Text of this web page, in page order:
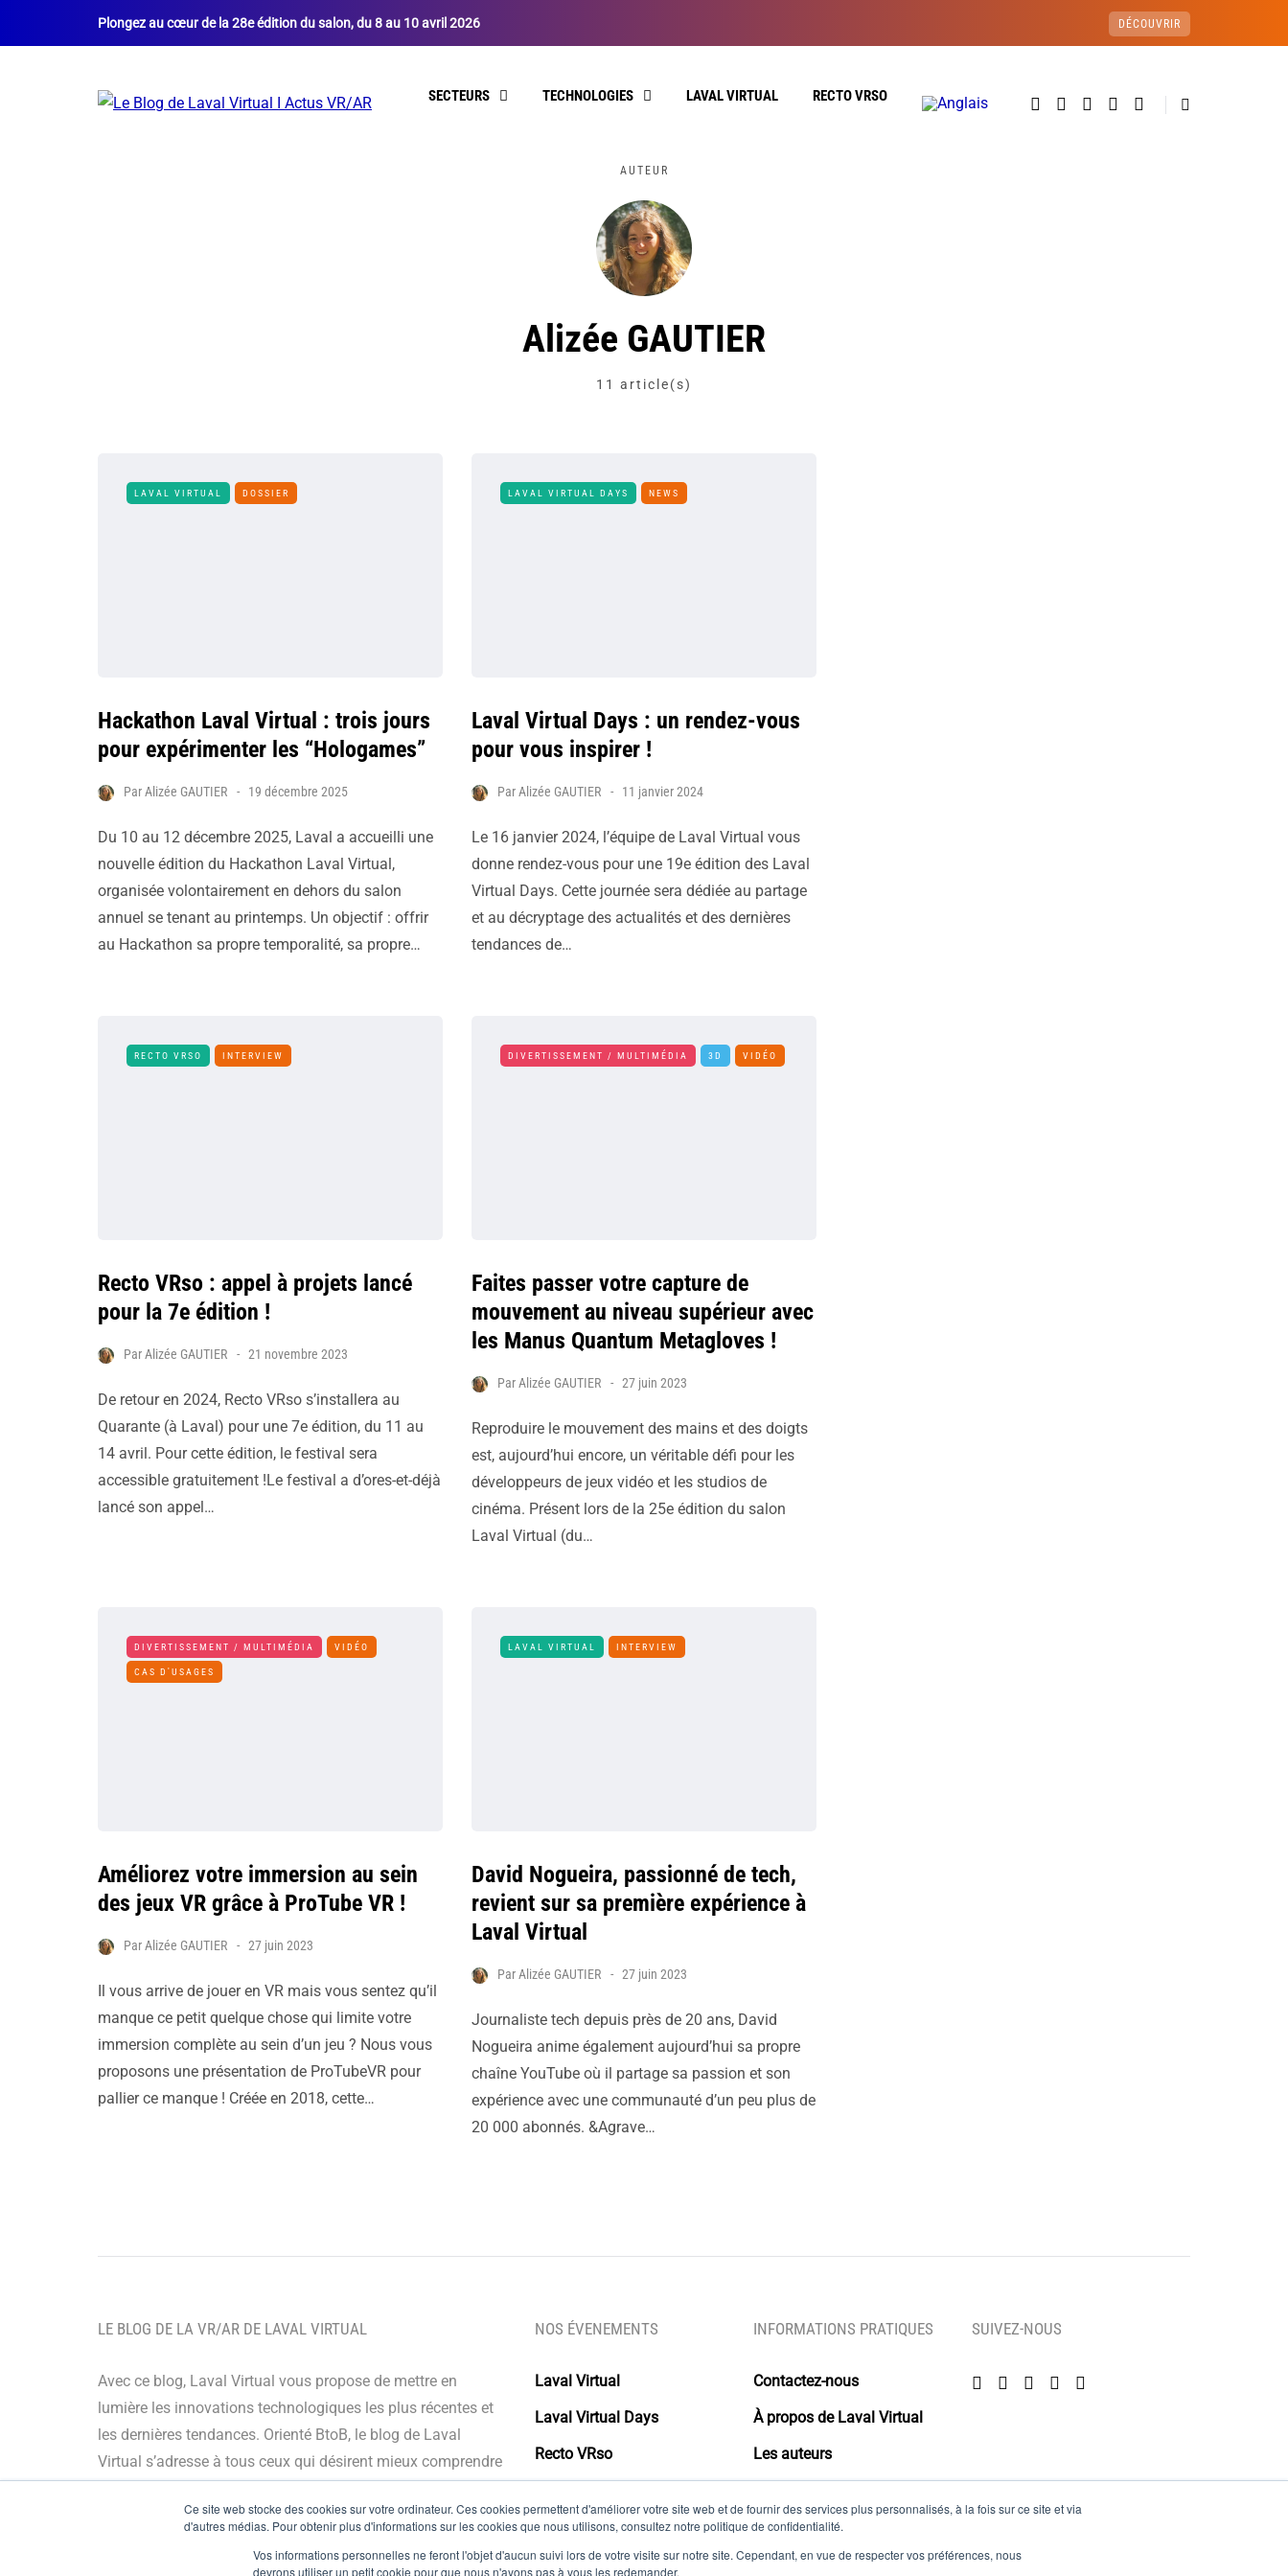
Ce site web stocke des cookies sur votre ordinateur. Ces cookies permettent d'améliorer votre site web et de fournir des services plus personnalisés, à la fois sur ce site et via
d'autres médias. Pour obtenir plus d'informations sur les cookies que nous utilisons, consultez notre politique de confidentialité.
Vos informations personnelles ne feront l'objet d'aucun suivi lors de votre visite sur notre site. Cependant, en vue de respecter vos préférences, nous
devrons utiliser un petit cookie pour que nous n'ayons pas à vous les redemander.
Plongez au cœur de la 28e édition du salon, du 8 au 10 avril 2026 DÉCOUVRIR
SECTEURS TECHNOLOGIES LAVAL VIRTUAL RECTO VRSO
AUTEUR
Alizée GAUTIER
11 article(s)
LAVAL VIRTUAL DOSSIER
Hackathon Laval Virtual : trois jours
pour expérimenter les “Hologames”
ParAlizée GAUTIER 19 décembre 2025
Du 10 au 12 décembre 2025, Laval a accueilli une
nouvelle édition du Hackathon Laval Virtual,
organisée volontairement en dehors du salon
annuel se tenant au printemps. Un objectif : offrir
au Hackathon sa propre temporalité, sa propre…
LAVAL VIRTUAL DAYS NEWS
Laval Virtual Days : un rendez-vous
pour vous inspirer !
ParAlizée GAUTIER 11 janvier 2024
Le 16 janvier 2024, l’équipe de Laval Virtual vous
donne rendez-vous pour une 19e édition des Laval
Virtual Days. Cette journée sera dédiée au partage
et au décryptage des actualités et des dernières
tendances de…
RECTO VRSO INTERVIEW
Recto VRso : appel à projets lancé
pour la 7e édition !
ParAlizée GAUTIER 21 novembre 2023
De retour en 2024, Recto VRso s’installera au
Quarante (à Laval) pour une 7e édition, du 11 au
14 avril. Pour cette édition, le festival sera
accessible gratuitement !Le festival a d’ores-et-déjà
lancé son appel…
DIVERTISSEMENT / MULTIMÉDIA 3D VIDÉO
Faites passer votre capture de
mouvement au niveau supérieur avec
les Manus Quantum Metagloves !
ParAlizée GAUTIER 27 juin 2023
Reproduire le mouvement des mains et des doigts
est, aujourd’hui encore, un véritable défi pour les
développeurs de jeux vidéo et les studios de
cinéma. Présent lors de la 25e édition du salon
Laval Virtual (du…
DIVERTISSEMENT / MULTIMÉDIA VIDÉO
CAS D'USAGES
Améliorez votre immersion au sein
des jeux VR grâce à ProTube VR !
ParAlizée GAUTIER 27 juin 2023
Il vous arrive de jouer en VR mais vous sentez qu’il
manque ce petit quelque chose qui limite votre
immersion complète au sein d’un jeu ? Nous vous
proposons une présentation de ProTubeVR pour
pallier ce manque ! Créée en 2018, cette…
LAVAL VIRTUAL INTERVIEW
David Nogueira, passionné de tech,
revient sur sa première expérience à
Laval Virtual
ParAlizée GAUTIER 27 juin 2023
Journaliste tech depuis près de 20 ans, David
Nogueira anime également aujourd’hui sa propre
chaîne YouTube où il partage sa passion et son
expérience avec une communauté d’un peu plus de
20 000 abonnés. &Agrave…
LE BLOG DE LA VR/AR DE LAVAL VIRTUAL
Avec ce blog, Laval Virtual vous propose de mettre en
lumière les innovations technologiques les plus récentes et
les dernières tendances. Orienté BtoB, le blog de Laval
Virtual s’adresse à tous ceux qui désirent mieux comprendre
leur chaîne de valeur ou encore anticiper leurs évolutions.
NOS ÉVENEMENTS
Laval Virtual
Laval Virtual Days
Recto VRso
INFORMATIONS PRATIQUES
Contactez-nous
À propos de Laval Virtual
Les auteurs
Mentions légales
SUIVEZ-NOUS